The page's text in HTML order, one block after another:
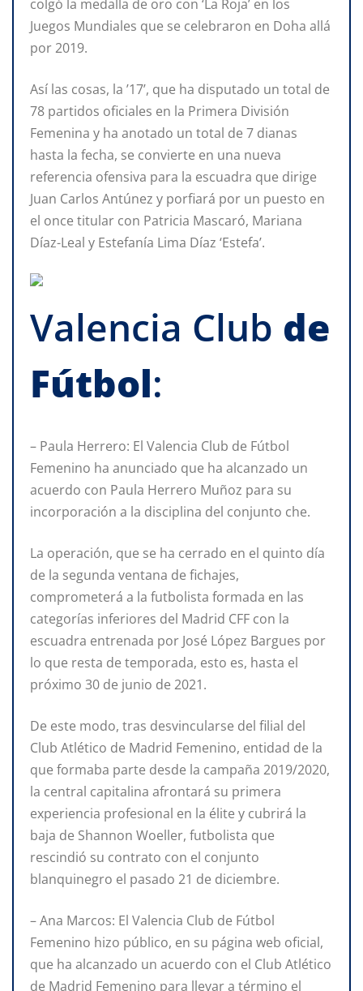
colgó la medalla de oro con ‘La Roja’ en los
Juegos Mundiales que se celebraron en Doha allá
por 2019.
Así las cosas, la ’17’, que ha disputado un total de
78 partidos oficiales en la Primera División
Femenina y ha anotado un total de 7 dianas
hasta la fecha, se convierte en una nueva
referencia ofensiva para la escuadra que dirige
Juan Carlos Antúnez y porfiará por un puesto en
el once titular con Patricia Mascaró, Mariana
Díaz-Leal y Estefanía Lima Díaz ‘Estefa’.
Valencia Club de
Fútbol:
– Paula Herrero: El Valencia Club de Fútbol
Femenino ha anunciado que ha alcanzado un
acuerdo con Paula Herrero Muñoz para su
incorporación a la disciplina del conjunto che.
La operación, que se ha cerrado en el quinto día
de la segunda ventana de fichajes,
comprometerá a la futbolista formada en las
categorías inferiores del Madrid CFF con la
escuadra entrenada por José López Bargues por
lo que resta de temporada, esto es, hasta el
próximo 30 de junio de 2021.
De este modo, tras desvincularse del filial del
Club Atlético de Madrid Femenino, entidad de la
que formaba parte desde la campaña 2019/2020,
la central capitalina afrontará su primera
experiencia profesional en la élite y cubrirá la
baja de Shannon Woeller, futbolista que
rescindió su contrato con el conjunto
blanquinegro el pasado 21 de diciembre.
– Ana Marcos: El Valencia Club de Fútbol
Femenino hizo público, en su página web oficial,
que ha alcanzado un acuerdo con el Club Atlético
de Madrid Femenino para llevar a término el